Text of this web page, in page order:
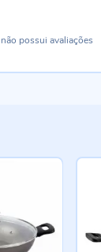
possui avaliações